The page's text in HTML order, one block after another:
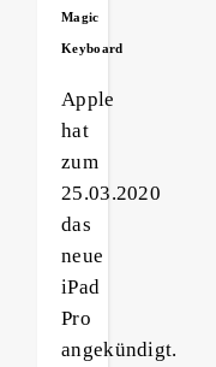
Magic
Keyboard
Apple
hat
zum
25.03.2020
das
neue
iPad
Pro
angekündigt.